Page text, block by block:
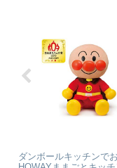
ダンボールキッチンで